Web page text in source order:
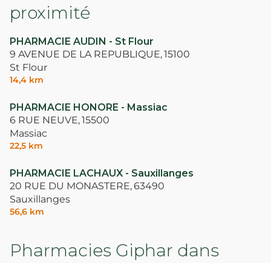
proximité
PHARMACIE AUDIN - St Flour
9 AVENUE DE LA REPUBLIQUE,15100
St Flour
14,4 km
PHARMACIE HONORE - Massiac
6 RUE NEUVE,15500
Massiac
22,5 km
PHARMACIE LACHAUX - Sauxillanges
20 RUE DU MONASTERE,63490
Sauxillanges
56,6 km
Pharmacies Giphar dans